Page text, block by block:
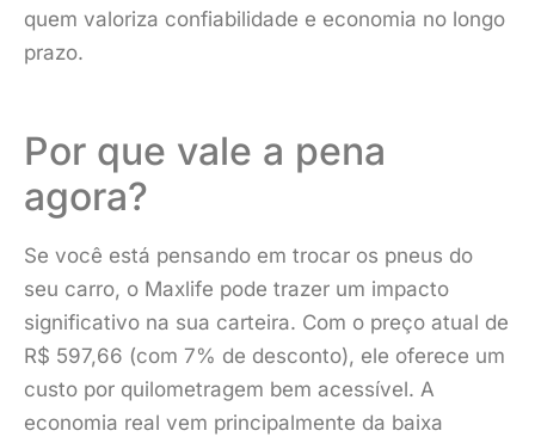
quem valoriza confiabilidade e economia no longo
prazo.
Por que vale a pena
agora?
Se você está pensando em trocar os pneus do
seu carro, o Maxlife pode trazer um impacto
significativo na sua carteira. Com o preço atual de
R$ 597,66 (com 7% de desconto), ele oferece um
custo por quilometragem bem acessível. A
economia real vem principalmente da baixa